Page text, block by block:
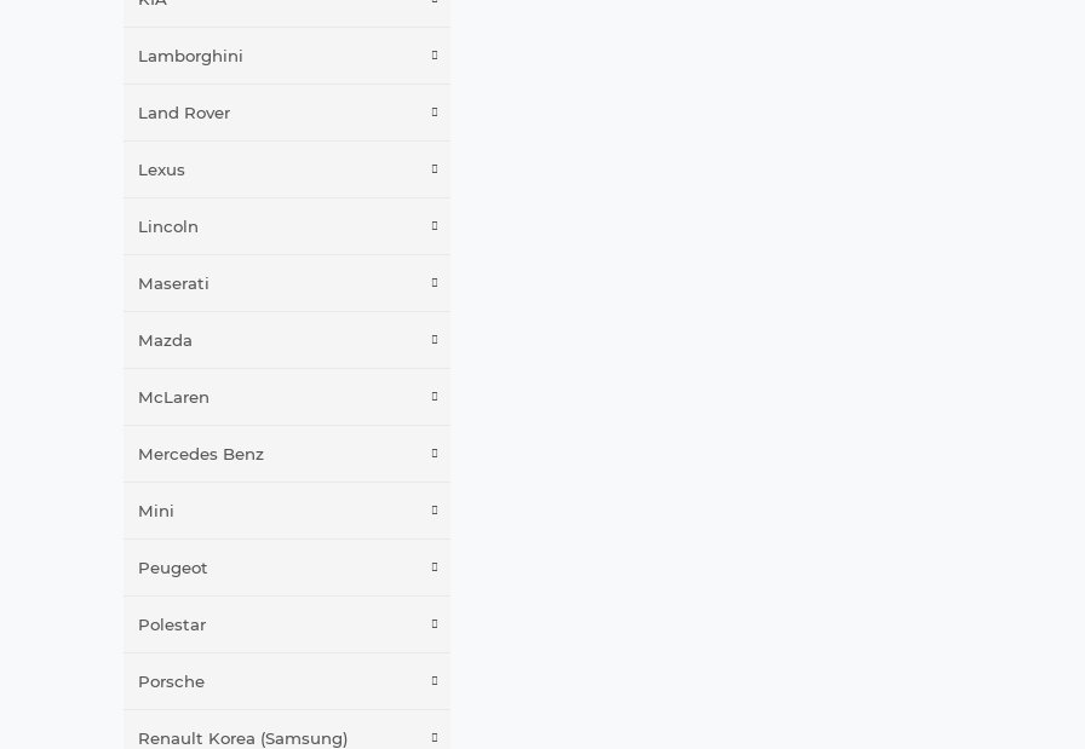
Lamborghini
Land Rover
Lexus
Lincoln
Maserati
Mazda
McLaren
Mercedes Benz
Mini
Peugeot
Polestar
Porsche
Renault Korea (Samsung)